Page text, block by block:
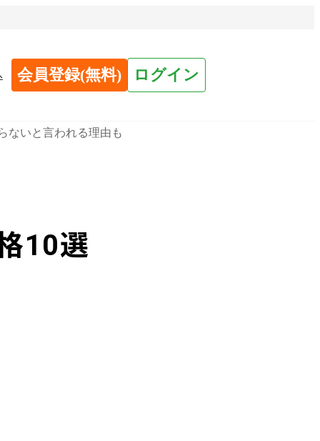
会員登録(無料) ログイン
ないと言われる理由も
10選